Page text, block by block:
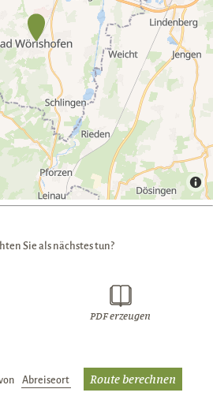
Sie als nächstes tun?
PDF erzeugen
Abreiseort: